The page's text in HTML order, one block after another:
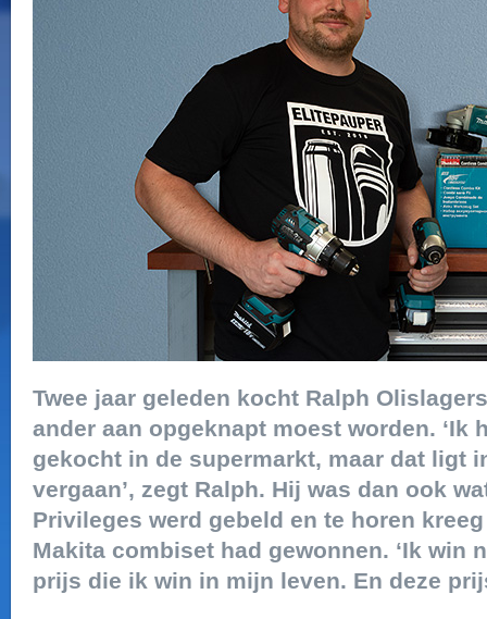
Twee jaar geleden kocht Ralph
ander aan opgeknapt moest worden. ‘Ik
gekocht in de supermarkt, maar dat ligt
vergaan’, zegt Ralph. Hij was dan ook
Privileges werd gebeld en te horen
Makita combiset had gewonnen. ‘Ik win
prijs die ik win in mijn leven. En deze